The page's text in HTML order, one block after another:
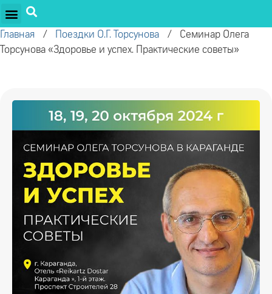
Главная / Поездки О.Г. Торсунова / Семинар Олега
Торсунова «Здоровье и успех. Практические советы»